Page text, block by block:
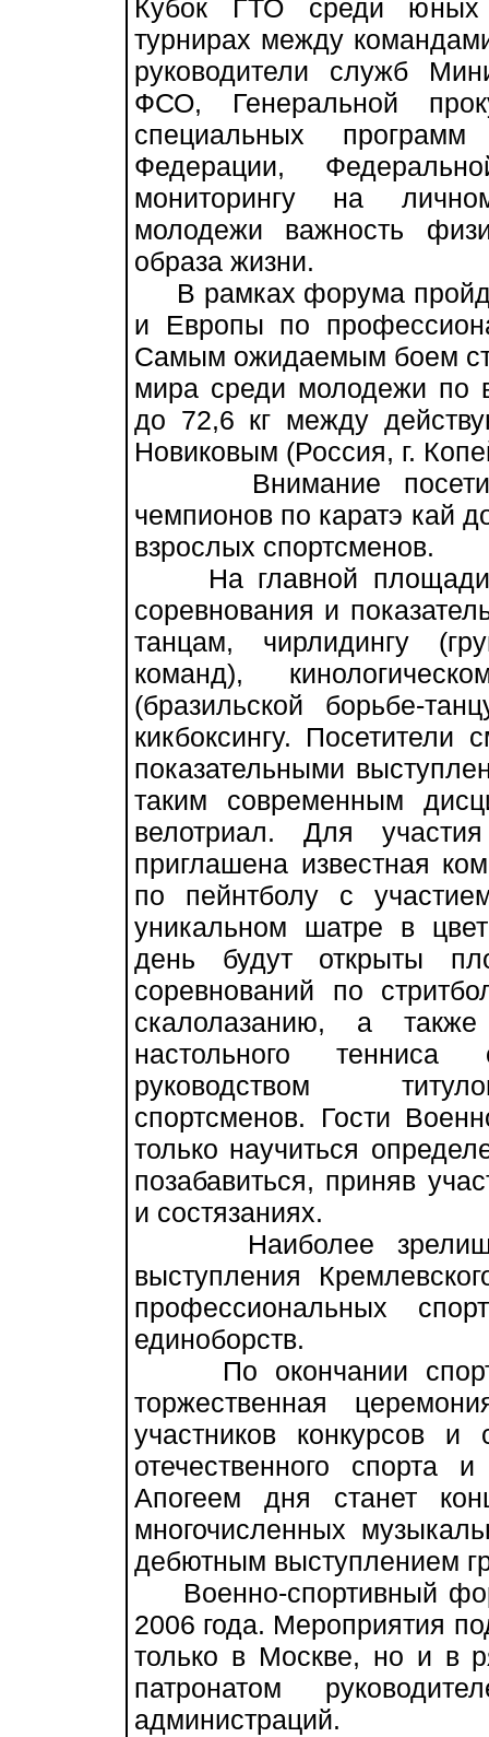
Кубок ГТО среди юных
турнирах между
руководители служб
ФСО, Генеральной
специальных
Федерации,
мониторингу на
молодежи важность
образа жизни.
В рамках форума
и Европы по
Самым ожидаемым боем
мира среди молодежи по
до 72,6 кг между
Новиковым (Россия, г.
Внимание
чемпионов по каратэ кай
взрослых спортсменов.
На главной площади
соревнования и
танцам, чирлидингу
команд),
(бразильской борьбе-
кикбоксингу. Посетители
показательными
таким современным
велотриал. Для
приглашена известная
по пейнтболу с
уникальном шатре в
день будут открыты
соревнований по
скалолазанию, а
настольного тенниса
руководством
спортсменов. Гости
только научиться
позабавиться, приняв
и состязаниях.
Наиболее
выступления
профессиональных
единоборств.
По окончании
торжественная
участников конкурсов и
отечественного спорта
Апогеем дня станет
многочисленных
дебютным выступлением
Военно-спортивный
2006 года. Мероприятия
только в Москве, но и в
патронатом
администраций.